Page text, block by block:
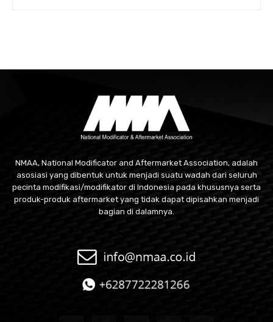
NMAA, National Modificator and Aftermarket Association, adalah
asosiasi yang dibentuk untuk menjadi suatu wadah dari seluruh
pecinta modifikasi/modifikator di Indonesia pada khususnya serta
produk-produk aftermarket yang tidak dapat dipisahkan menjadi
bagian di dalamnya.